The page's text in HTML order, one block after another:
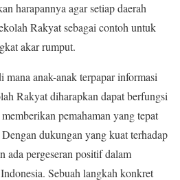
harapannya agar setiap daerah
Rakyat sebagai contoh untuk
akar rumput.
anak-anak terpapar informasi
Rakyat diharapkan dapat berfungsi
pemahaman yang tepat
dukungan yang kuat terhadap
ada pergeseran positif dalam
Sebuah langkah konkret